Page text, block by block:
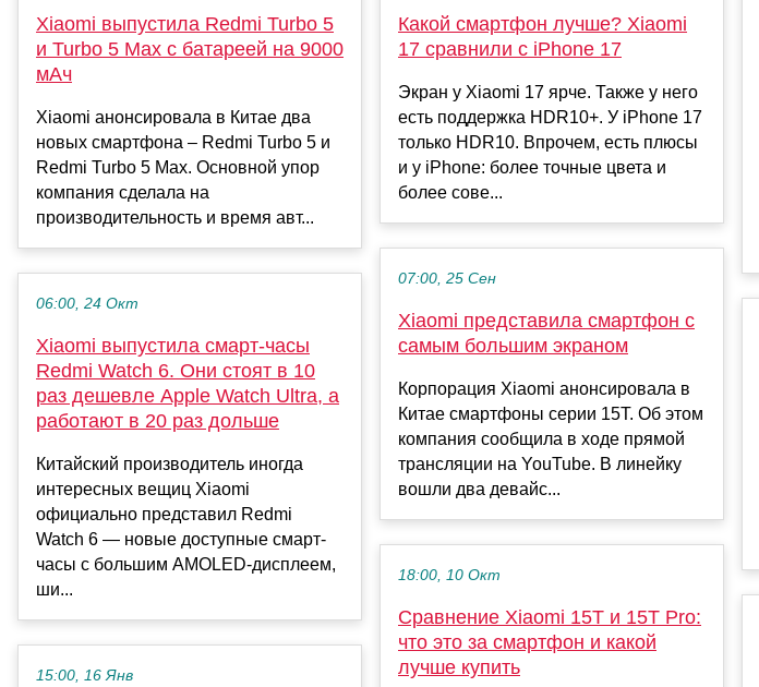
Xiaomi выпустила Redmi Turbo 5
и Turbo 5 Max с батареей на 9000
мАч
Xiaomi анонсировала в Китае два
новых смартфона – Redmi Turbo 5 и
Redmi Turbo 5 Max. Основной упор
компания сделала на
производительность и время авт...
06:00, 24 Окт
Xiaomi выпустила смарт-часы
Redmi Watch 6. Они стоят в 10
раз дешевле Apple Watch Ultra, а
работают в 20 раз дольше
Китайский производитель иногда
интересных вещиц Xiaomi
официально представил Redmi
Watch 6 — новые доступные смарт-
часы с большим AMOLED-дисплеем,
ши...
15:00, 16 Янв
Какой смартфон лучше? Xiaomi
17 сравнили с iPhone 17
Экран у Xiaomi 17 ярче. Также у него
есть поддержка HDR10+. У iPhone 17
только HDR10. Впрочем, есть плюсы
и у iPhone: более точные цвета и
более сове...
07:00, 25 Сен
Xiaomi представила смартфон с
самым большим экраном
Корпорация Xiaomi анонсировала в
Китае смартфоны серии 15T. Об этом
компания сообщила в ходе прямой
трансляции на YouTube. В линейку
вошли два девайс...
18:00, 10 Окт
Сравнение Xiaomi 15T и 15T Pro:
что это за смартфон и какой
лучше купить